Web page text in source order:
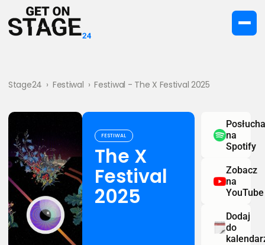
Stage24 › Festiwal › Festiwal - The X Festival 2025
FESTIWAL
The X
Festival
2025
na
Spotify
Zobacz
na
YouTube
Dodaj
do